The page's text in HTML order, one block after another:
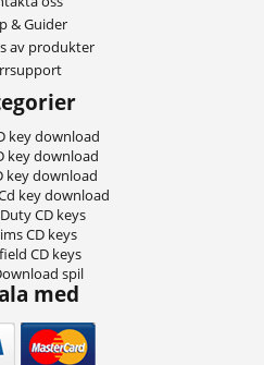
& Guider
av produkter
key download
key download
key download
key download
CD keys
CD keys
CD keys
spil
med